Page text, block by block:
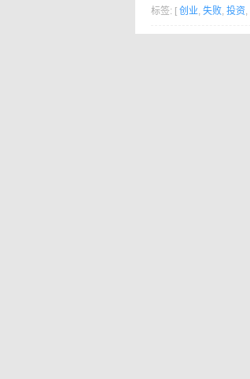
标签: [ 创业, 失败, 投资,